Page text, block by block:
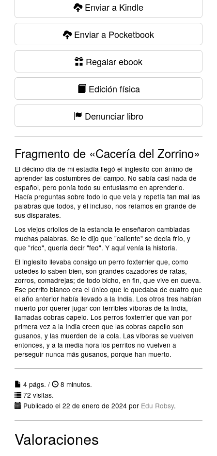
Enviar a Kindle
Enviar a Pocketbook
Regalar ebook
Edición física
Denunciar libro
Fragmento de «Cacería del Zorrino»
El décimo día de mi estadía llegó el inglesito con ánimo de
aprender las costumbres del campo. No sabía casi nada de
español, pero ponía todo su entusiasmo en aprenderlo.
Hacía preguntas sobre todo lo que veía y repetía tan mal las
palabras que todos, y él incluso, nos reíamos en grande de
sus disparates.
Los viejos criollos de la estancia le enseñaron cambiadas
muchas palabras. Se le dijo que "caliente" se decía frío, y
que "rico", quería decir "feo". Y aquí venía la historia.
El inglesito llevaba consigo un perro foxterrier que, como
ustedes lo saben bien, son grandes cazadores de ratas,
zorros, comadrejas; de todo bicho, en fin, que vive en cueva.
Ese perrito blanco era el único que le quedaba de cuatro que
el año anterior había llevado a la India. Los otros tres habían
muerto por querer jugar con terribles víboras de la India,
llamadas cobras capelo. Los perros foxterrier que van por
primera vez a la India creen que las cobras capello son
gusanos, y las muerden de la cola. Las víboras se vuelven
entonces, y a la media hora los perritos no vuelven a
perseguir nunca más gusanos, porque han muerto.
4 págs. /
8 minutos.
72 visitas.
Publicado el 22 de enero de 2024 por Edu Robsy.
Valoraciones